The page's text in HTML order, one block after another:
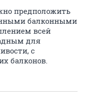
предположить
балконными
всей
для
с
балконов.